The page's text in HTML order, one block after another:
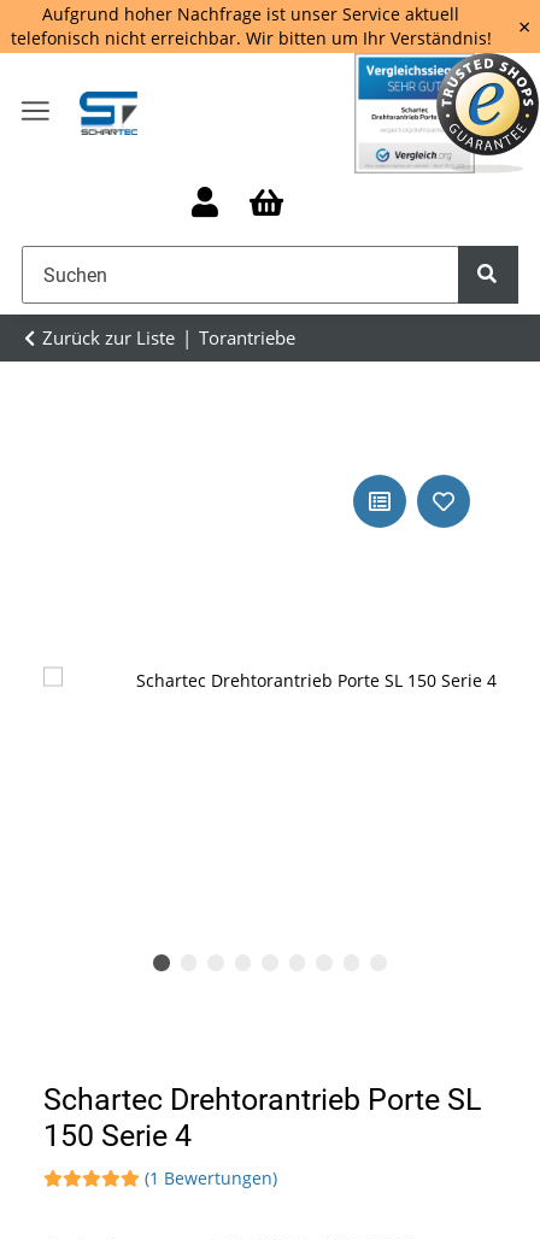
Aufgrund hoher Nachfrage ist unser Service aktuell
telefonisch nicht erreichbar. Wir bitten um Ihr Verständnis!
×
Zurück zur Liste Torantriebe
Schartec Drehtorantrieb Porte SL
150 Serie 4
(1 Bewertungen)